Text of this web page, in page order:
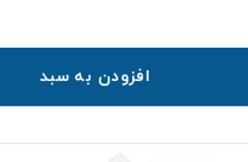
افزودن به سبد